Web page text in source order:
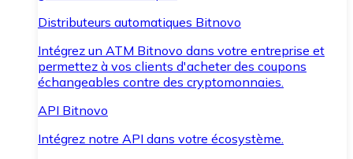
Distributeurs automatiques Bitnovo
Intégrez un ATM Bitnovo dans votre entreprise et
permettez à vos clients d'acheter des coupons
échangeables contre des cryptomonnaies.
API Bitnovo
Intégrez notre API dans votre écosystème.